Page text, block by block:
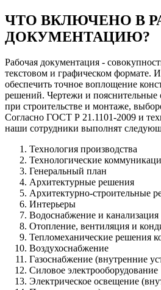
ЧТО ВКЛЮЧЕНО В
ДОКУМЕНТАЦИЮ?
Рабочая документация -
текстовом и графическом формате.
обеспечить точное воплощение
решений. Чертежи и пояснительные
при строительстве и монтаже,
Согласно ГОСТ Р 21.1101-2009 и
наши сотрудники выполнят
Технология производства
Технологические
Генеральный план
Архитектурные решения
Архитектурно-строительные
Интерьеры
Водоснабжение и канализация
Отопление, вентиляция и
Тепломеханические решения
Воздухоснабжение
Газоснабжение (внутренние
Силовое электрооборудование
Электрическое освещение